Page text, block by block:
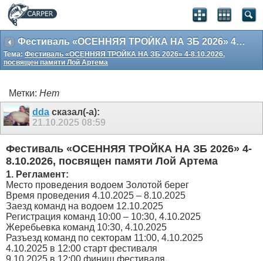
Фестиваль «ОСЕННЯЯ ТРОЙКА НА ЗБ 2026» 4-8.10.2026, посвящен памяти Лой Артема
Тема: Фестиваль «ОСЕННЯЯ ТРОЙКА НА ЗБ 2026» 4-8.10.2026,
посвящен памяти Лой Артема
Метки: Нет
dda сказал(-а):
21.10.2025 08:59
Фестиваль «ОСЕННЯЯ ТРОЙКА НА ЗБ 2026» 4-
8.10.2026, посвящен памяти Лой Артема
1. Регламент:
Место проведения водоем Золотой берег
Время проведения 4.10.2025 – 8.10.2025
Заезд команд на водоем 12.10.2025
Регистрация команд 10:00 – 10:30, 4.10.2025
Жеребьевка команд 10:30, 4.10.2025
Разъезд команд по секторам 11:00, 4.10.2025
4.10.2025 в 12:00 старт фестиваля